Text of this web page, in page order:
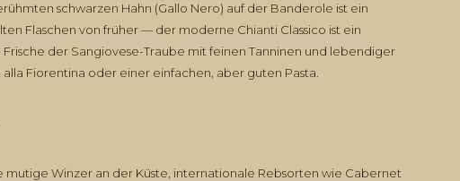
schwarzen Hahn (Gallo Nero) auf der Banderole ist ein
Flaschen von früher — der moderne Chianti Classico ist ein
der Sangiovese-Traube mit feinen Tanninen und lebendiger
Fiorentina oder einer einfachen, aber guten Pasta.
mutige Winzer an der Küste, internationale Rebsorten wie Cabernet